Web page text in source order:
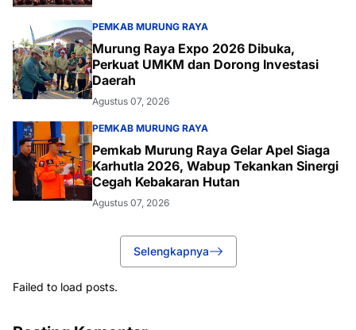
PEMKAB MURUNG RAYA
Murung Raya Expo 2026 Dibuka,
Perkuat UMKM dan Dorong Investasi
Daerah
Agustus 07, 2026
PEMKAB MURUNG RAYA
Pemkab Murung Raya Gelar Apel Siaga
Karhutla 2026, Wabup Tekankan Sinergi
Cegah Kebakaran Hutan
Agustus 07, 2026
Selengkapnya
Failed to load posts.